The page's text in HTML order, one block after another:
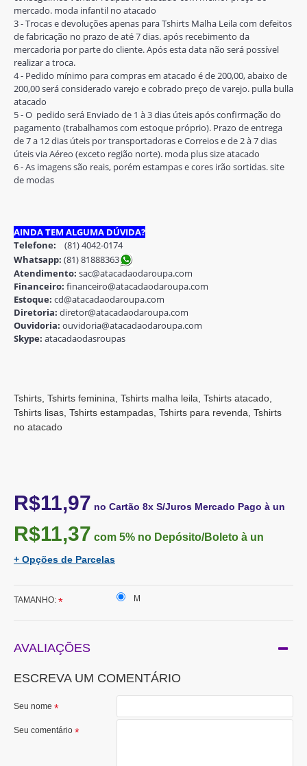
mercado. moda infantil no atacado
3 - Trocas e devoluções apenas para Tshirts Malha Leila com defeitos
de fabricação no prazo de até 7 dias. após recebimento da
mercadoria por parte do cliente. Após esta data não será possível
realizar a troca.
4 - Pedido mínimo para compras em atacado é de 200,00, abaixo de
200,00 será considerado varejo e cobrado preço de varejo. pulla bulla
atacado
5 - O pedido será Enviado de 1 à 3 dias úteis após confirmação do
pagamento (trabalhamos com estoque próprio). Prazo de entrega
de 7 a 12 dias úteis por transportadoras e Correios e de 2 à 7 dias
úteis via Aéreo (exceto região norte). moda plus size atacado
6 - As imagens são reais, porém estampas e cores irão sortidas. site
de modas
AINDA TEM ALGUMA DÚVIDA?
Telefone: (81) 4042-0174
Whatsapp: (81) 81888363
Atendimento: sac@atacadaodaroupa.com
Financeiro: financeiro@atacadaodaroupa.com
Estoque: cd@atacadaodaroupa.com
Diretoria: diretor@atacadaodaroupa.com
Ouvidoria: ouvidoria@atacadaodaroupa.com
Skype: atacadaodasroupas
Tshirts, Tshirts feminina, Tshirts malha leila, Tshirts atacado,
Tshirts lisas, Tshirts estampadas, Tshirts para revenda, Tshirts
no atacado
R$11,97 no Cartão 8x S/Juros Mercado Pago à un
R$11,37 com 5% no Depósito/Boleto à un
+ Opções de Parcelas
TAMANHO: M
AVALIAÇÕES
ESCREVA UM COMENTÁRIO
Seu nome
Seu comentário